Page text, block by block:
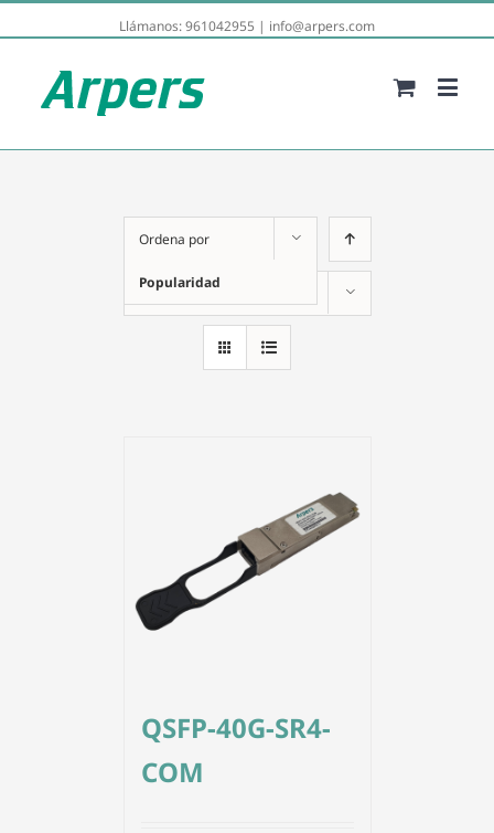
Llámanos:961042955 | info@arpers.com
Ordena por
Popularidad
Mostrar12 productos
QSFP-40G-SR4-
COM